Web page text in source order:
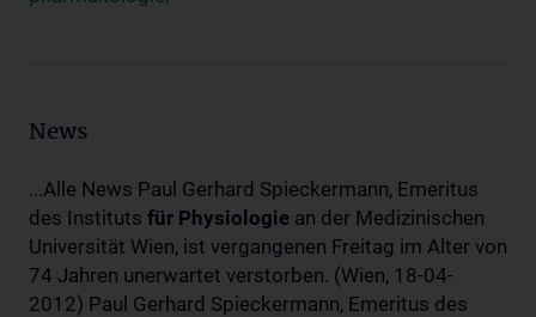
News
...Alle News Paul Gerhard Spieckermann, Emeritus
des Instituts für Physiologie an der Medizinischen
Universität Wien, ist vergangenen Freitag im Alter von
74 Jahren unerwartet verstorben. (Wien, 18-04-
2012) Paul Gerhard Spieckermann, Emeritus des